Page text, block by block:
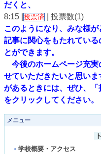
だくと、
8:15 | 投票済
| 投票数(1)
このようになり、 みな様が
記事に関心をもたれている
とができます。
今後のホームページ充実
せていただきたいと思いま
があるときには、ぜひ、「
をクリックしてください。
メニュー
学校概要・アクセス